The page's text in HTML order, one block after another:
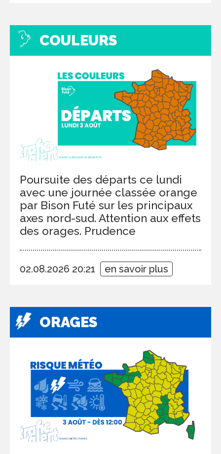
COULEURS
Poursuite des départs ce lundi
avec une journée classée orange
par Bison Futé sur les principaux
axes nord-sud. Attention aux effets
des orages. Prudence
02.08.2026 20:21 en savoir plus
ORAGES